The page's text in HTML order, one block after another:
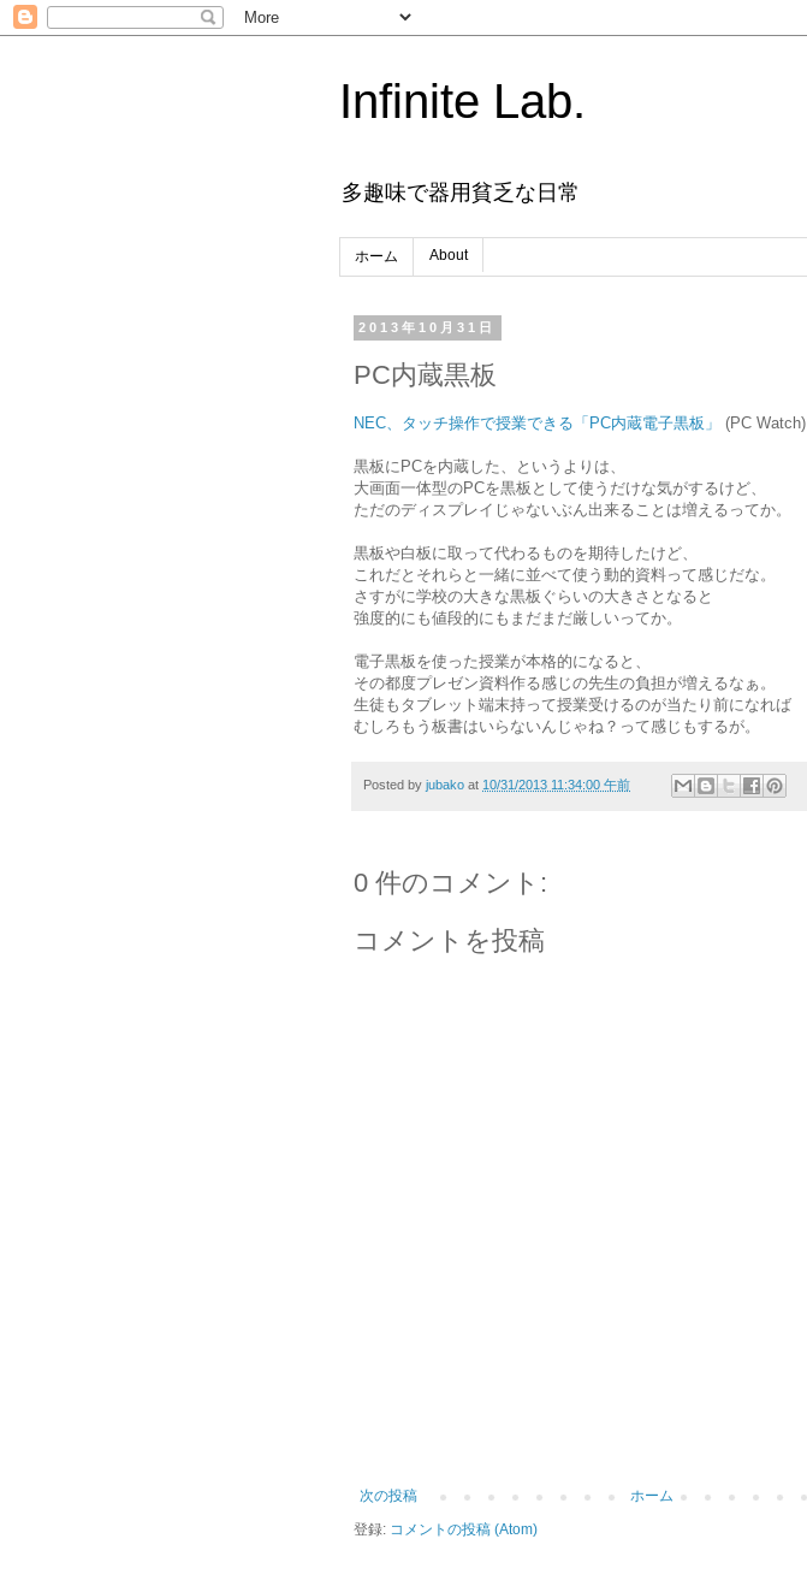
Infinite Lab.
多趣味で器用貧乏な日常
ホーム About
2013年10月31日
PC内蔵黒板
NEC、タッチ操作で授業できる「PC内蔵電子黒板」 (PC Watch)
黒板にPCを内蔵した、というよりは、
大画面一体型のPCを黒板として使うだけな気がするけど、
ただのディスプレイじゃないぶん出来ることは増えるってか。
黒板や白板に取って代わるものを期待したけど、
これだとそれらと一緒に並べて使う動的資料って感じだな。
さすがに学校の大きな黒板ぐらいの大きさとなると
強度的にも値段的にもまだまだ厳しいってか。
電子黒板を使った授業が本格的になると、
その都度プレゼン資料作る感じの先生の負担が増えるなぁ。
生徒もタブレット端末持って授業受けるのが当たり前になれば
むしろもう板書はいらないんじゃね？って感じもするが。
Posted by jubako at 10/31/2013 11:34:00 午前
0 件のコメント:
コメントを投稿
次の投稿
ホーム
登録: コメントの投稿 (Atom)